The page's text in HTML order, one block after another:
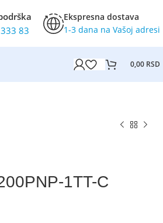
83
Ekspresna dostava
1-3 dana na Vašoj adresi
0,00 RSD
1TT-C